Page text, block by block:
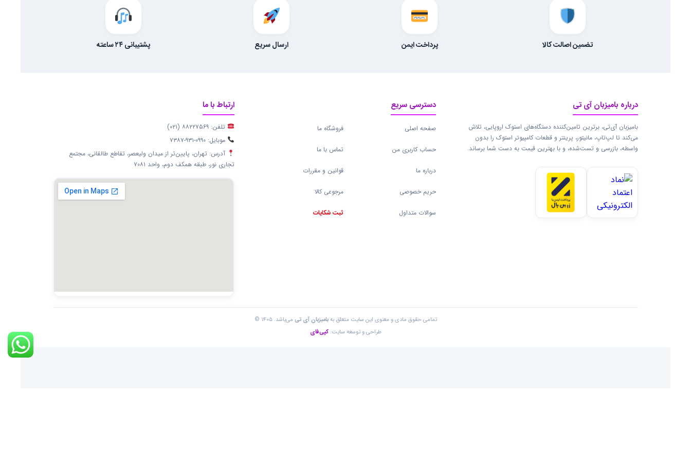
تضمین اصالت کالا پرداخت ایمن ارسال سریع پشتیبانی ۲۴ ساعته
درباره بامیزبان آی تی
بامیزبان آی‌تی، برترین تامین‌کننده دستگاه‌های استوک اروپایی، تلاش
می‌کند تا لپ‌تاپ، مانیتور، پرینتر و قطعات کامپیوتر استوک را بدون
واسطه، بازرسی و تست‌شده، و با بهترین قیمت به دست شما برساند.
دسترسی سریع
صفحه اصلی فروشگاه ما
حساب کاربری من تماس با ما
درباره ما قوانین و مقررات
حریم خصوصی مرجوعی کالا
سوالات متداول ثبت شکایات
ارتباط با ما
تلفن: ۸۸۲۲۷۵۶۹ (۰۲۱)
موبایل: ۰۹۹۰-۹۳۱-۷۳۸۷
آدرس: تهران، پایین‌تر از میدان ولیعصر، تقاطع طالقانی، مجتمع
تجاری نور، طبقه همکف دوم، واحد ۷۰۸۱
تمامی حقوق مادی و معنوی این سایت متعلق بهبامیزبان آی تی می‌باشد. ۱۴۰۵ ©
طراحی و توسعه سایت:کپی‌فای